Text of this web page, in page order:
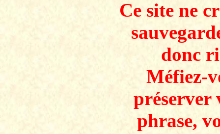
Ce site ne
donc
Méfiez-
préserver
phrase,